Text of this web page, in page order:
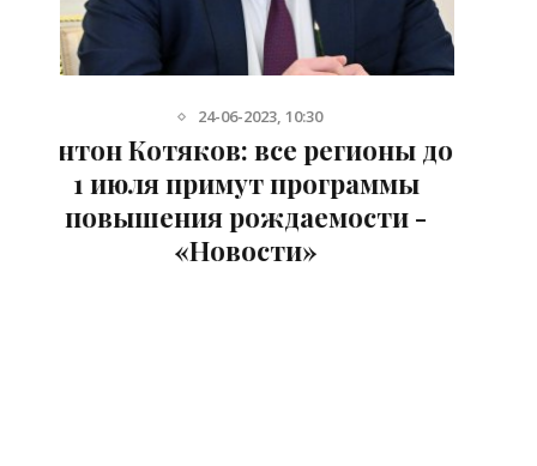
3-06-2022, 10:30
Курьер спешит на помощь:
благотворительность находит
новые пути развития -
«Новости»